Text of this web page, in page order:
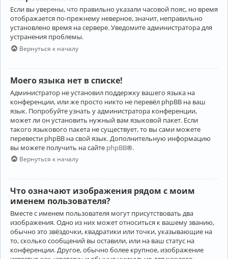
Если вы уверены, что правильно указали часовой пояс, но время
отображается по-прежнему неверное, значит, неправильно
установлено время на сервере. Уведомите администратора для
устранения проблемы.
Вернуться к началу
Моего языка нет в списке!
Администратор не установил поддержку вашего языка на
конференции, или же просто никто не перевёл phpBB на ваш
язык. Попробуйте узнать у администратора конференции,
может ли он установить нужный вам языковой пакет. Если
такого языкового пакета не существует, то вы сами можете
перевести phpBB на свой язык. Дополнительную информацию
вы можете получить на сайте phpBB®.
Вернуться к началу
Что означают изображения рядом с моим
именем пользователя?
Вместе с именем пользователя могут присутствовать два
изображения. Одно из них может относиться к вашему званию,
обычно это звёздочки, квадратики или точки, указывающие на
то, сколько сообщений вы оставили, или на ваш статус на
конференции. Другое, обычно более крупное, изображение